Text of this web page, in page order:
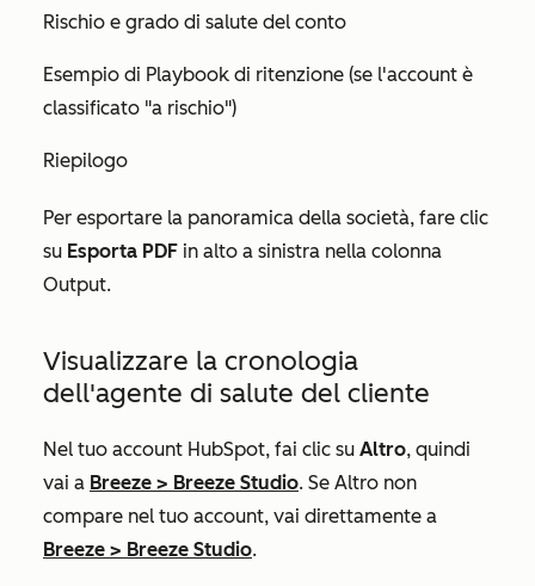
Rischio e grado di salute del conto
Esempio di Playbook di ritenzione (se l'account è
classificato "a rischio")
Riepilogo
Per esportare la panoramica della società, fare clic
su Esporta PDF in alto a sinistra nella colonna
Output.
Visualizzare la cronologia
dell'agente di salute del cliente
Nel tuo account HubSpot, fai clic su Altro, quindi
vai a Breeze > Breeze Studio. Se Altro non
compare nel tuo account, vai direttamente a
Breeze > Breeze Studio.